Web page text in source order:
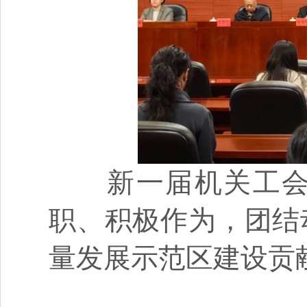
新一届机关工会
职、积极作为，团
量发展示范区建设贡